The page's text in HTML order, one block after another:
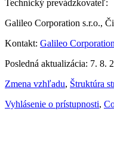
Technický prevádzkovateľ:
Galileo Corporation s.r.o.,
Kontakt: Galileo
Posledná aktualizácia: 7. 8.
Zmena vzhľadu, Štruktúra
Vyhlásenie o prístupnosti,